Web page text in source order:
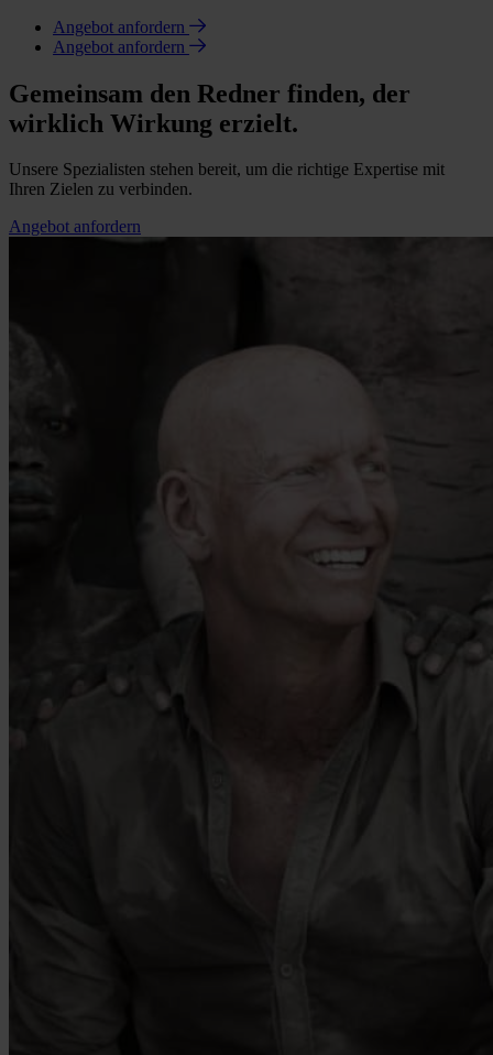
Angebot anfordern
Angebot anfordern
Gemeinsam den Redner finden, der
wirklich Wirkung erzielt.
Unsere Spezialisten stehen bereit, um die richtige Expertise mit
Ihren Zielen zu verbinden.
Angebot anfordern